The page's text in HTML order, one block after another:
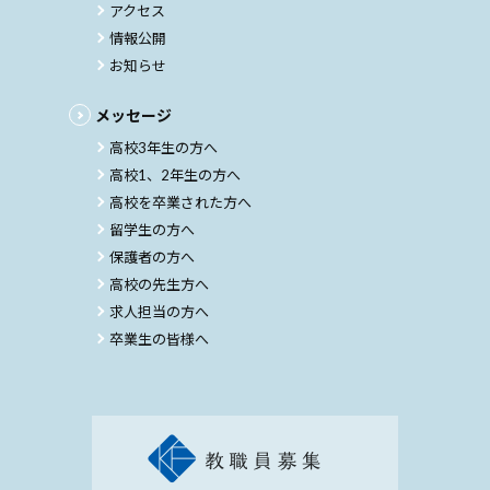
アクセス
情報公開
お知らせ
メッセージ
高校3年生の方へ
高校1、2年生の方へ
高校を卒業された方へ
留学生の方へ
保護者の方へ
高校の先生方へ
求人担当の方へ
卒業生の皆様へ